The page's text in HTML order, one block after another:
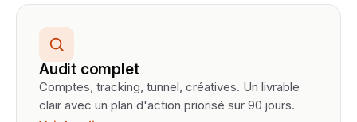
Audit complet
Comptes, tracking, tunnel, créatives. Un livrable
clair avec un plan d'action priorisé sur 90 jours.